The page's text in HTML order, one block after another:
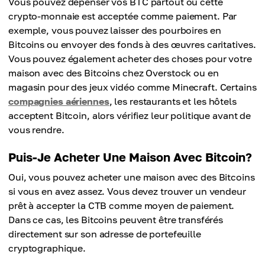
crypto-monnaie est acceptée comme paiement. Par
exemple, vous pouvez laisser des pourboires en
Bitcoins ou envoyer des fonds à des œuvres caritatives.
Vous pouvez également acheter des choses pour votre
maison avec des Bitcoins chez Overstock ou en
magasin pour des jeux vidéo comme Minecraft. Certains
compagnies aériennes, les restaurants et les hôtels
acceptent Bitcoin, alors vérifiez leur politique avant de
vous rendre.
Puis-Je Acheter Une Maison Avec Bitcoin?
Oui, vous pouvez acheter une maison avec des Bitcoins
si vous en avez assez. Vous devez trouver un vendeur
prêt à accepter la CTB comme moyen de paiement.
Dans ce cas, les Bitcoins peuvent être transférés
directement sur son adresse de portefeuille
cryptographique.